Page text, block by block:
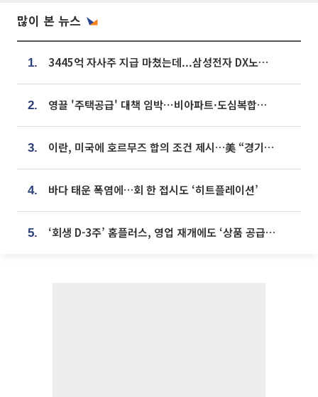
많이 본 뉴스
1. 3445억 자사주 지급 마쳤는데...삼성전자 DX노조, 뒤늦은 '떼쓰기 집회'
2. 영끌 '주택공급' 대책 임박⋯비아파트·도심복합까지 총동원
3. 이란, 미국에 호르무즈 합의 조건 제시…美 “경기 아직 안 끝나” [종합]
4. 바다 태운 폭염에…회 한 접시도 ‘히트플레이션’
5. ‘회생 D-3주’ 홈플러스, 영업 재개에도 ‘상품 공급망’ 복구가 생존 관건